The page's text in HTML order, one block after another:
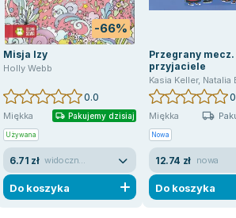
-66%
Misja Izy
Holly Webb
0.0
Miękka Pakujemy dzisiaj
Używana
6.71 zł widoczne ślady używania
Do koszyka
Przegrany mecz.
przyjaciele
Kasia Keller, Natalia
Miękka
Nowa
12.74 zł nowa
Do koszyka